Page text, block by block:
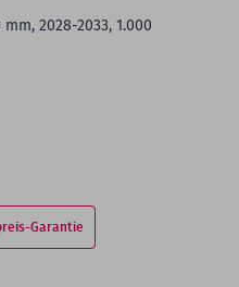
2028-2033, 1.000
Garantie